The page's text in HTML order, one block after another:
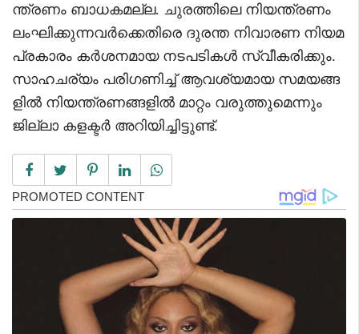
ന്ത്രണം ബാധകമല്ല. ചുരത്തിലെ നിയന്ത്രണം
ലംഘിക്കുന്നവർക്കെതിരെ ദുരന്ത നിവാരണ നിയമ
പ്രകാരം കർശനമായ നടപടികൾ സ്വീകരിക്കും.
സാഹചര്യം പരിഗണിച്ച് ആവശ്യമായ സമയങ്ങ
ളിൽ നിയന്ത്രണങ്ങളിൽ മാറ്റം വരുത്തുമെന്നും
ജില്ലാ കളക്ടർ അറിയിച്ചിട്ടുണ്ട്.